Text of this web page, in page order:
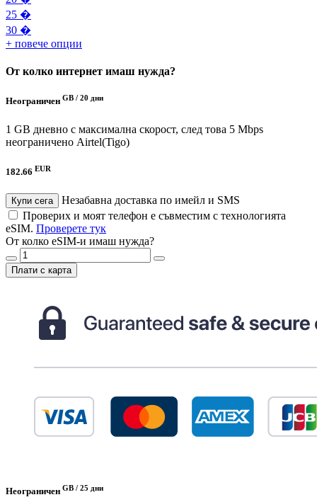
25 �
30 �
+ повече опции
От колко интернет имаш нужда?
Неограничен GB / 20 дни
1 GB дневно с максимална скорост, след това 5 Mbps
неограничено Airtel(Tigo)
182.66 EUR
Купи сега
Незабавна доставка по имейл и SMS
Проверих и моят телефон е съвместим с технологията
eSIM. Проверете тук
От колко eSIM-и имаш нужда?
Плати с карта
Неограничен GB / 25 дни